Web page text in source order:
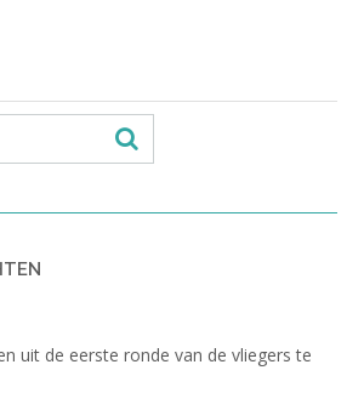
uit de eerste ronde van de vliegers te